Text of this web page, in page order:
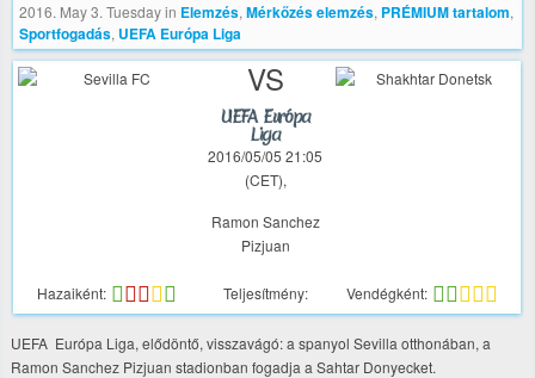
2016. May 3. Tuesdayin Elemzés, Mérkőzés elemzés, PRÉMIUM tartalom,
Sportfogadás, UEFA Európa Liga
VS
UEFA Európa
Liga
2016/05/05 21:05
(CET),
Ramon Sanchez
Pizjuan
Hazaiként: Teljesítmény: Vendégként:
UEFA Európa Liga, elődöntő, visszavágó: a spanyol Sevilla otthonában, a
Ramon Sanchez Pizjuan stadionban fogadja a Sahtar Donyecket.